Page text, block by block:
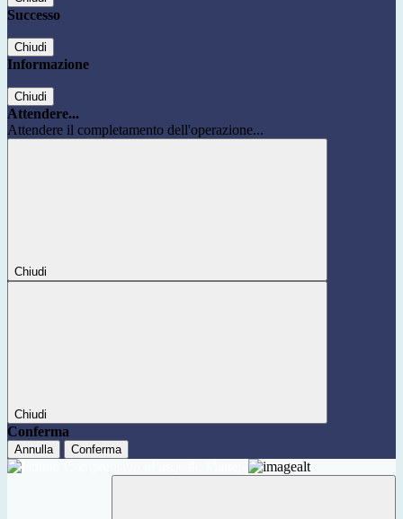
Successo
Chiudi
Informazione
Chiudi
Attendere...
Attendere il completamento dell'operazione...
Chiudi
Chiudi
Conferma
Annulla Conferma